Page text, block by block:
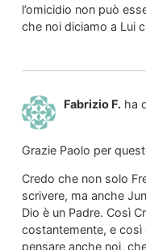
l’omicidio non può
che noi diciamo a Lui
Fabrizio F. ha
Grazie Paolo per
Credo che non solo
scrivere, ma anche
Dio è un Padre. Così
costantemente, e
pensare anche noi,